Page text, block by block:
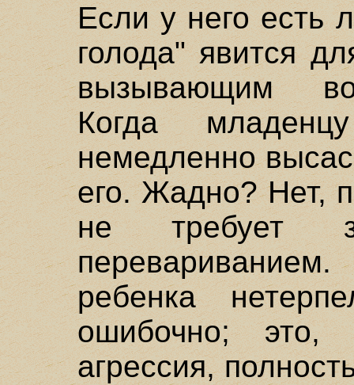
Если у него есть
голода" явится
вызывающим
Когда
немедленно
его. Жадно? Нет,
не требует
ребенка
ошибочно; это,
агрессия,